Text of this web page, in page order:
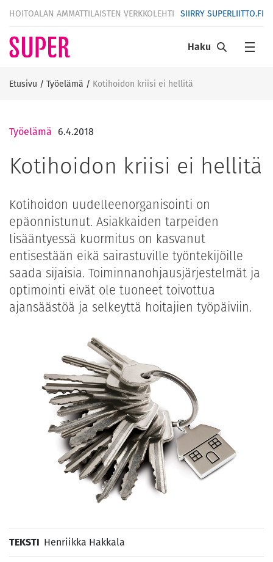
HOITOALAN AMMATTILAISTEN VERKKOLEHTI SIIRRY SUPERLIITTO.FI
Haku
Etusivu / Työelämä / Kotihoidon kriisi ei hellitä
Työelämä 6.4.2018
Kotihoidon kriisi ei hellitä
Kotihoidon uudelleenorganisointi on
epäonnistunut. Asiakkaiden tarpeiden
lisääntyessä kuormitus on kasvanut
entisestään eikä sairastuville työntekijöille
saada sijaisia. Toiminnanohjausjärjestelmät ja
optimointi eivät ole tuoneet toivottua
ajansäästöä ja selkeyttä hoitajien työpäiviin.
TEKSTI Henriikka Hakkala